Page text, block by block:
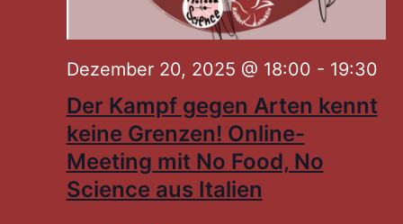
Der Kampf gegen Arten kennt
keine Grenzen! Online-
Meeting mit No Food, No
Science aus Italien
Dezember 20, 2025 @ 18:00 - 19:30